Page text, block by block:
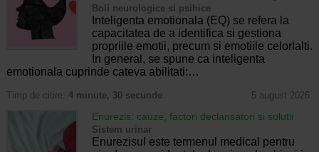
Boli neurologice si psihice
Inteligenta emotionala (EQ) se refera la
capacitatea de a identifica si gestiona
propriile emotii, precum si emotiile celorlalti.
In general, se spune ca inteligenta
emotionala cuprinde cateva abilitati:…
Timp de citire: 4 minute, 30 secunde 5 august 2026
Enurezis: cauze, factori declansatori si solutii
Sistem urinar
Enurezisul este termenul medical pentru